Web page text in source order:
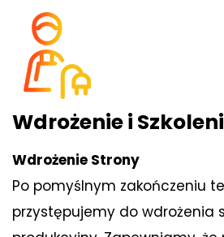
Wdrożenie i
Wdrożenie Strony
Po pomyślnym zakończeniu
przystępujemy do wdrożenia